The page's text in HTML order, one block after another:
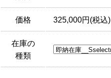
価格 325,000円(税込)
在庫の
種類